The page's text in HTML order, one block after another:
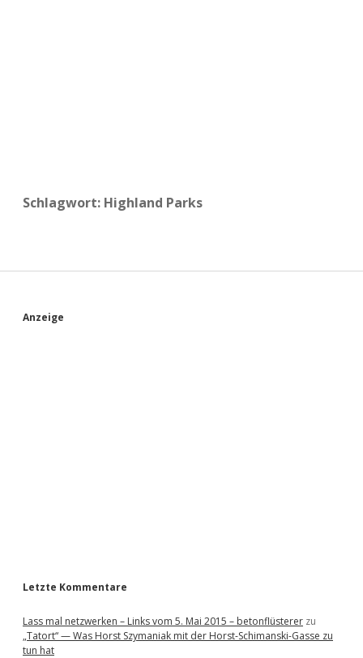
Schlagwort: Highland Parks
S
Anzeige
Letzte Kommentare
Lass mal netzwerken – Links vom 5. Mai 2015 – betonflüsterer zu
„Tatort“ — Was Horst Szymaniak mit der Horst-Schimanski-Gasse zu
tun hat